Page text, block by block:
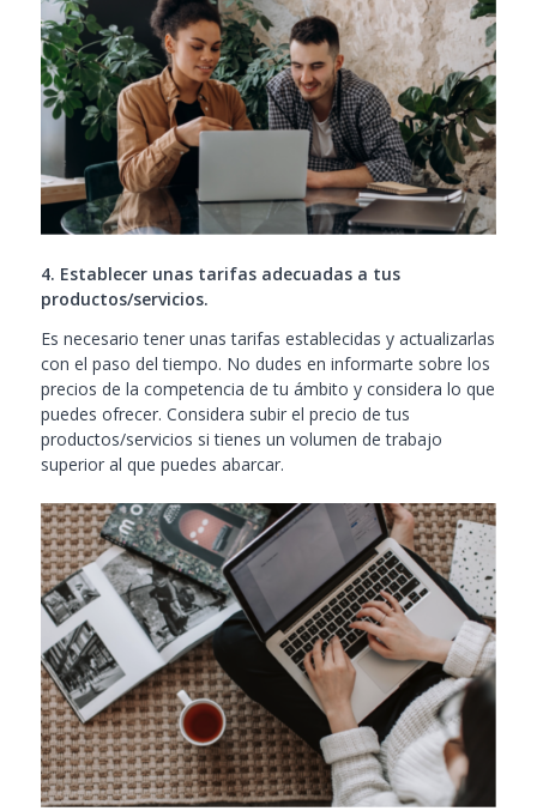
4. Establecer unas tarifas adecuadas a tus
productos/servicios.
Es necesario tener unas tarifas establecidas y actualizarlas
con el paso del tiempo. No dudes en informarte sobre los
precios de la competencia de tu ámbito y considera lo que
puedes ofrecer. Considera subir el precio de tus
productos/servicios si tienes un volumen de trabajo
superior al que puedes abarcar.